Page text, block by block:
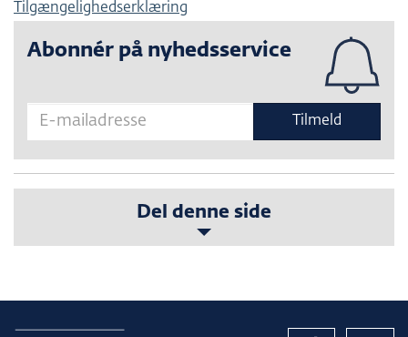
Tilgængelighedserklæring
Abonnér på nyhedsservice
Tilmeld
Del denne side